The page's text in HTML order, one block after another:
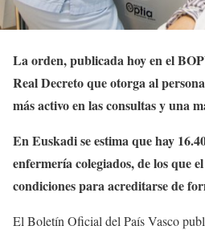
La orden, publicada hoy en el
Real Decreto que otorga al
más activo en las consultas y una
En Euskadi se estima que hay
enfermería colegiados, de los que
condiciones para acreditarse de
El Boletín Oficial del País Vasco